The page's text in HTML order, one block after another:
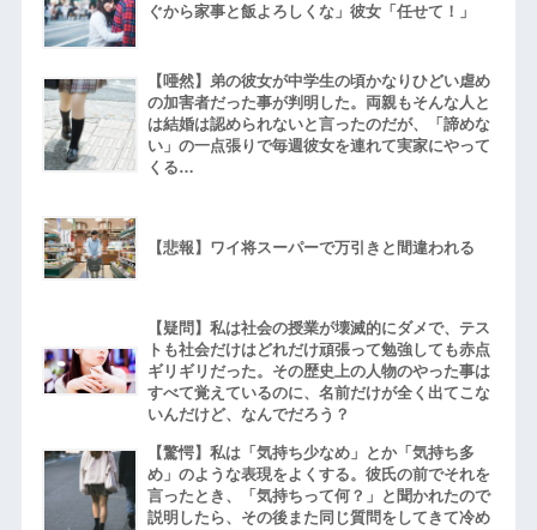
ぐから家事と飯よろしくな」彼女「任せて！」
【唖然】弟の彼女が中学生の頃かなりひどい虐め
の加害者だった事が判明した。両親もそんな人と
は結婚は認められないと言ったのだが、「諦めな
い」の一点張りで毎週彼女を連れて実家にやって
くる…
【悲報】ワイ将スーパーで万引きと間違われる
【疑問】私は社会の授業が壊滅的にダメで、テス
トも社会だけはどれだけ頑張って勉強しても赤点
ギリギリだった。その歴史上の人物のやった事は
すべて覚えているのに、名前だけが全く出てこな
いんだけど、なんでだろう？
【驚愕】私は「気持ち少なめ」とか「気持ち多
め」のような表現をよくする。彼氏の前でそれを
言ったとき、「気持ちって何？」と聞かれたので
説明したら、その後また同じ質問をしてきて冷め